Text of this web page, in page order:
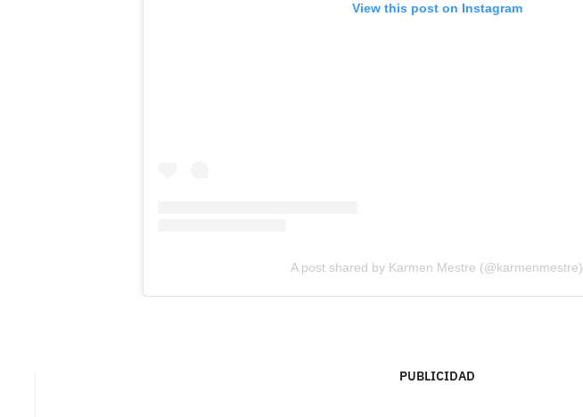
View this post on Instagram
A post shared by Karmen Mestre (@karmenmestre)
PUBLICIDAD